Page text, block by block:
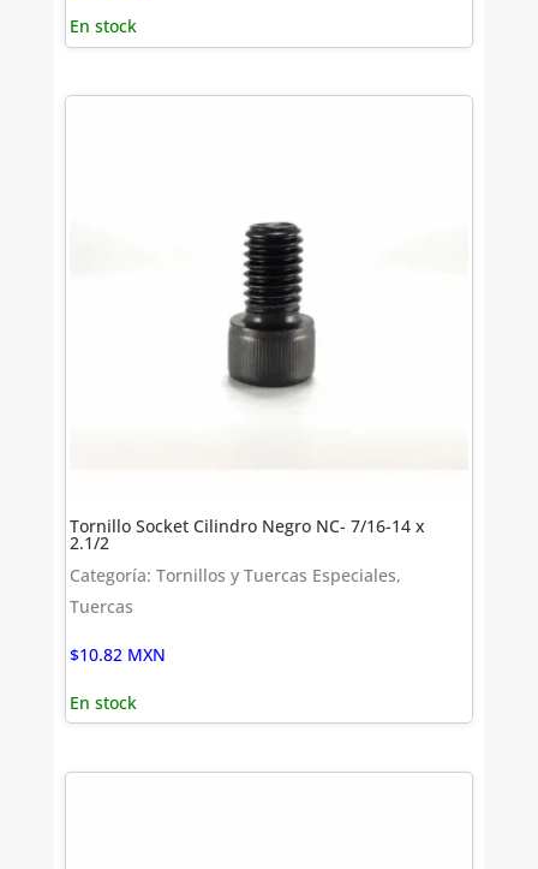
En stock
Tornillo Socket Cilindro Negro NC- 7/16-14 x
2.1/2
Categoría: Tornillos y Tuercas Especiales,
Tuercas
$10.82 MXN
En stock